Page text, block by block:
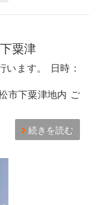
粟津
います。 日時：
時～18時
市下粟津地内 ご
続きを読む